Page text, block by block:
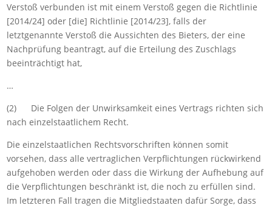
Verstoß verbunden ist mit einem Verstoß gegen die Richtlinie
[2014/24] oder [die] Richtlinie [2014/23], falls der
letztgenannte Verstoß die Aussichten des Bieters, der eine
Nachprüfung beantragt, auf die Erteilung des Zuschlags
beeinträchtigt hat,
…
(2) Die Folgen der Unwirksamkeit eines Vertrags richten sich
nach einzelstaatlichem Recht.
Die einzelstaatlichen Rechtsvorschriften können somit
vorsehen, dass alle vertraglichen Verpflichtungen rückwirkend
aufgehoben werden oder dass die Wirkung der Aufhebung auf
die Verpflichtungen beschränkt ist, die noch zu erfüllen sind.
Im letzteren Fall tragen die Mitgliedstaaten dafür Sorge, dass